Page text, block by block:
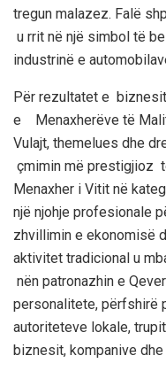
tregun malazez. Falë
u rrit në një simbol të
industrinë e
Për rezultatet e biznesit
e Menaxherëve të
Vulajt, themelues dhe
çmimin më prestigjioz
Menaxher i Vitit në
një njohje profesionale
zhvillimin e ekonomisë
aktivitet tradicional u
nën patronazhin e
personalitete, përfshirë
autoriteteve lokale,
biznesit, kompanive dhe